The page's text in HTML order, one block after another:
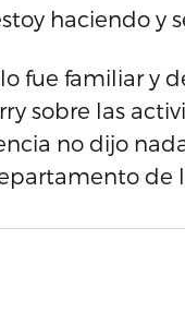
haciendo y
fue familiar y
sobre las
no dijo
de